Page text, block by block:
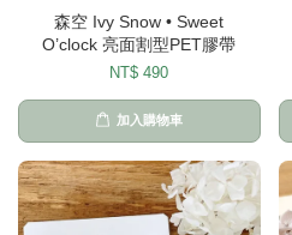
森空 Ivy Snow • Sweet
O’clock 亮面割型PET膠帶
NT$ 490
加入購物車